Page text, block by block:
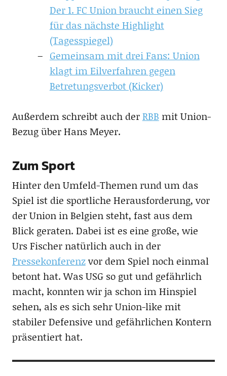
Der 1. FC Union braucht einen Sieg
für das nächste Highlight
(Tagesspiegel)
Gemeinsam mit drei Fans: Union
klagt im Eilverfahren gegen
Betretungsverbot (Kicker)
Außerdem schreibt auch derRBB mit Union-
Bezug über Hans Meyer.
Zum Sport
Hinter den Umfeld-Themen rund um das
Spiel ist die sportliche Herausforderung, vor
der Union in Belgien steht, fast aus dem
Blick geraten. Dabei ist es eine große, wie
Urs Fischer natürlich auch in der
Pressekonferenzvor dem Spiel noch einmal
betont hat. Was USG so gut und gefährlich
macht, konnten wir ja schon im Hinspiel
sehen, als es sich sehr Union-like mit
stabiler Defensive und gefährlichen Kontern
präsentiert hat.